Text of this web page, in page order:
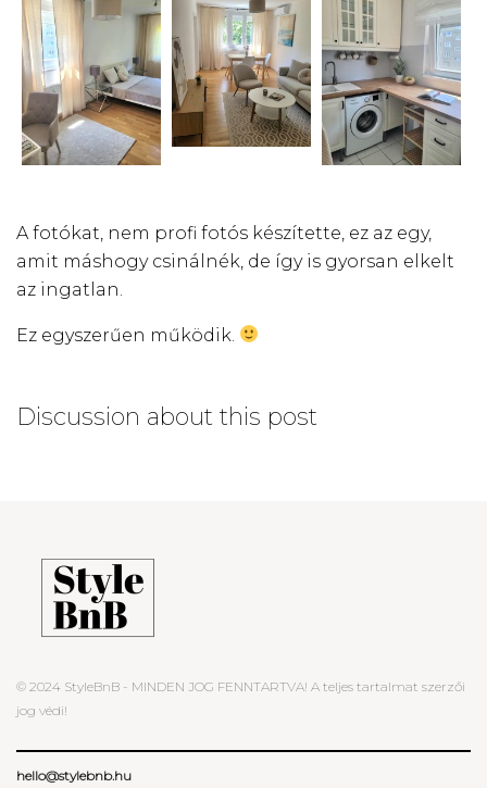
A fotókat, nem profi fotós készítette, ez az egy,
amit máshogy csinálnék, de így is gyorsan elkelt
az ingatlan.
Ez egyszerűen működik.
Discussion about this post
© 2024 StyleBnB - MINDEN JOG FENNTARTVA! A teljes tartalmat szerzői
jog védi!
hello@stylebnb.hu